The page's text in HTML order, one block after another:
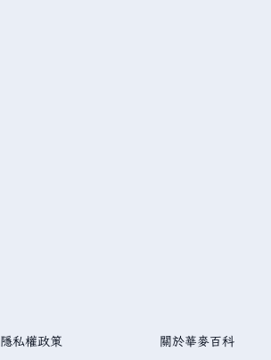
隱私權政策 關於華麥百科